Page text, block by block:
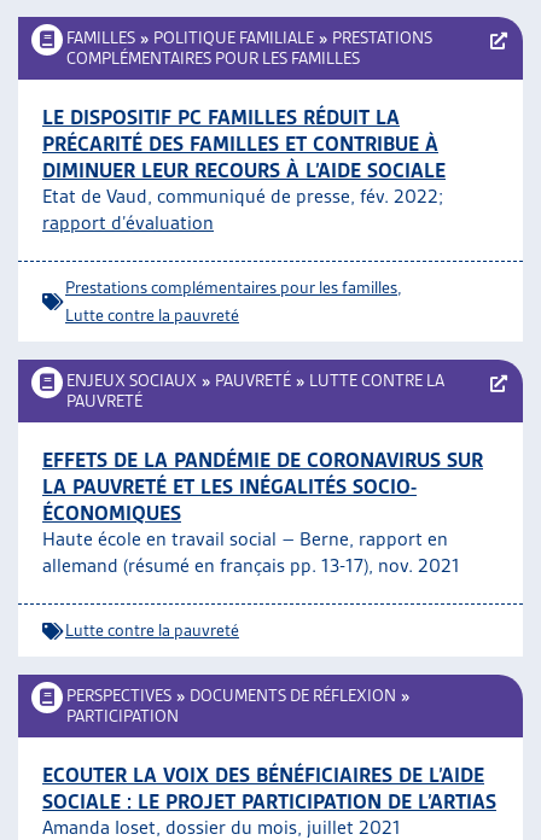
FAMILLES » POLITIQUE FAMILIALE » PRESTATIONS
COMPLÉMENTAIRES POUR LES FAMILLES
LE DISPOSITIF PC FAMILLES RÉDUIT LA
PRÉCARITÉ DES FAMILLES ET CONTRIBUE À
DIMINUER LEUR RECOURS À L’AIDE SOCIALE
Etat de Vaud, communiqué de presse, fév. 2022;
rapport d’évaluation
Prestations complémentaires pour les familles
Lutte contre la pauvreté
ENJEUX SOCIAUX » PAUVRETÉ » LUTTE CONTRE LA
PAUVRETÉ
EFFETS DE LA PANDÉMIE DE CORONAVIRUS SUR
LA PAUVRETÉ ET LES INÉGALITÉS SOCIO-
ÉCONOMIQUES
Haute école en travail social – Berne, rapport en
allemand (résumé en français pp. 13-17), nov. 2021
Lutte contre la pauvreté
PERSPECTIVES » DOCUMENTS DE RÉFLEXION »
PARTICIPATION
ECOUTER LA VOIX DES BÉNÉFICIAIRES DE L’AIDE
SOCIALE : LE PROJET PARTICIPATION DE L’ARTIAS
Amanda Ioset, dossier du mois, juillet 2021